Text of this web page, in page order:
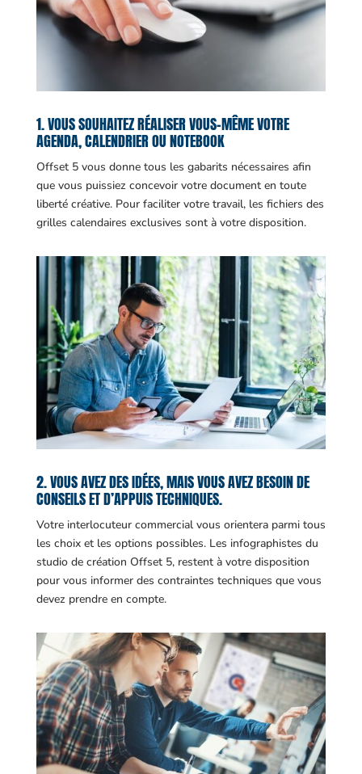
1. VOUS SOUHAITEZ RÉALISER VOUS-MÊME VOTRE
AGENDA, CALENDRIER OU NOTEBOOK
Offset 5 vous donne tous les gabarits nécessaires afin
que vous puissiez concevoir votre document en toute
liberté créative. Pour faciliter votre travail, les fichiers des
grilles calendaires exclusives sont à votre disposition.
2. VOUS AVEZ DES IDÉES, MAIS VOUS AVEZ BESOIN DE
CONSEILS ET D’APPUIS TECHNIQUES.
Votre interlocuteur commercial vous orientera parmi tous
les choix et les options possibles. Les infographistes du
studio de création Offset 5, restent à votre disposition
pour vous informer des contraintes techniques que vous
devez prendre en compte.